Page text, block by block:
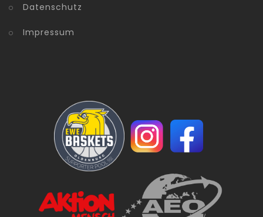
Datenschutz
Impressum